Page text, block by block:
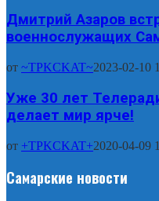
Дмитрий Азаров
военнослужащих
от ~TPKCKAT~2023-02-10
Уже 30 лет
делает мир ярче!
от +TPKCKAT+2020-04-09
Самарские новости